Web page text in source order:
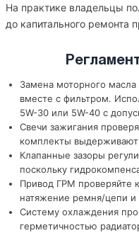
На практике владельцы
до капитального ремонта
Замена моторного
вместе с фильтром.
5W-30 или 5W-40 с
Свечи зажигания
комплекты
Клапанные зазоры
поскольку
Привод ГРМ проверяйте
натяжение ремня/цепи и
Систему охлаждения
герметичностью